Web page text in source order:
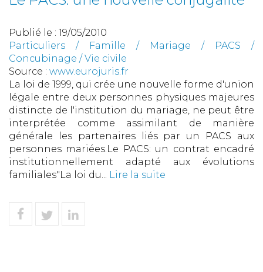
Publié le : 19/05/2010
Particuliers / Famille /
Mariage / PACS /
Concubinage / Vie civile
Source : www.eurojuris.fr
La loi de 1999, qui crée une nouvelle forme d'union
légale entre deux personnes physiques majeures
distincte de l'institution du mariage, ne peut être
interprétée comme assimilant de manière
générale les partenaires liés par un PACS aux
personnes mariées.Le PACS: un contrat encadré
institutionnellement adapté aux évolutions
familiales"La loi du... Lire la suite